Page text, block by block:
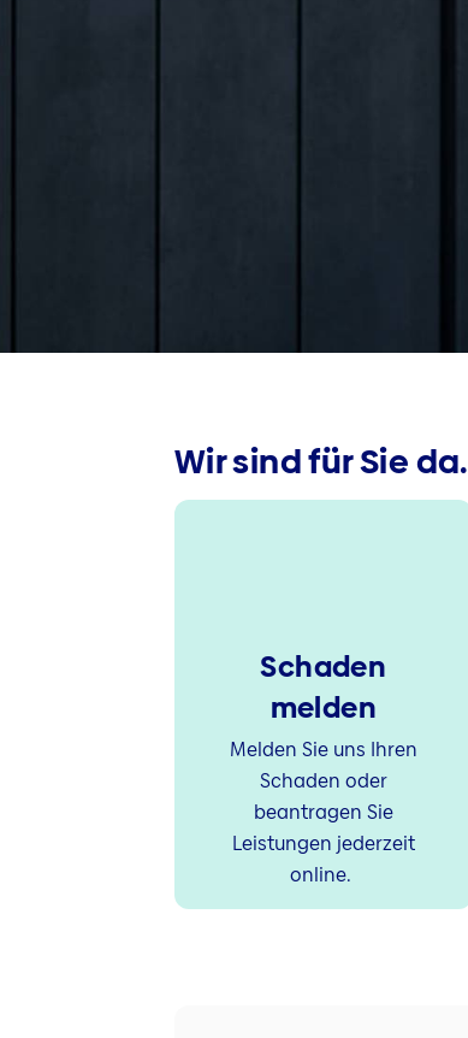
Wir sind für Sie da.
Schaden
melden
Melden Sie uns Ihren
Schaden oder
beantragen Sie
Leistungen jederzeit
online.